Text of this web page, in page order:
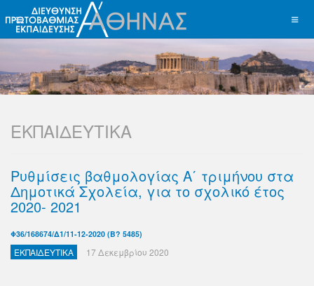
ΕΚΠΑΙΔΕΥΤΙΚΑ
Ρυθμίσεις βαθμολογίας Α΄ τριμήνου στα
Δημοτικά Σχολεία, για το σχολικό έτος
2020- 2021
Φ36/168674/Δ1/11-12-2020 (Β? 5485)
ΕΚΠΑΙΔΕΥΤΙΚΑ 17 Δεκεμβρίου 2020